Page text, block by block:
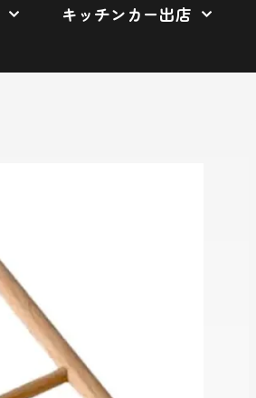
キッチンカー出店